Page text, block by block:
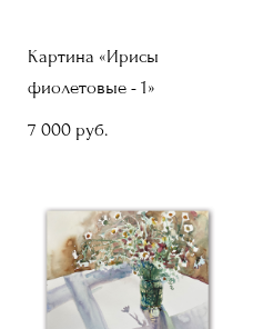
Картина «Ирисы
фиолетовые - 1»
7 000 pуб.